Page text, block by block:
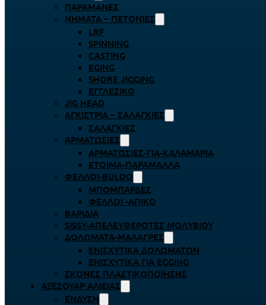
ΠΑΡΑΜΆΝΕΣ
ΝΉΜΑΤΑ – ΠΕΤΟΝΙΈΣ
LRF
SPINNING
CASTING
EGING
SHORE JIGGING
ΕΓΓΛΈΖΙΚΟ
JIG HEAD
ΑΓΚΊΣΤΡΙΑ – ΣΑΛΑΓΚΙΈΣ
ΣΑΛΑΓΚΙΈΣ
ΑΡΜΑΤΩΣΙΈΣ
ΑΡΜΑΤΩΣΙΈΣ-ΓΙΑ-ΚΑΛΑΜΆΡΙΑ
ΈΤΟΙΜΑ-ΠΑΡΆΜΑΛΛΑ
ΦΕΛΛΟΊ-BULDO
ΜΠΟΜΠΆΡΔΕΣ
ΦΕΛΛΟΊ -ΑΠΊΚΟ
ΒΑΡΊΔΙΑ
SISSY-ΑΠΕΛΕΥΘΕΡΟΤΈΣ ΜΟΛΥΒΙΟΎ
ΔΟΛΏΜΑΤΑ-ΜΑΛΆΓΡΕΣ
ΕΝΙΣΧΥΤΙΚΆ ΔΟΛΩΜΆΤΩΝ
ΕΝΙΣΧΥΤΙΚΆ ΓΙΑ EGGING
ΣΚΌΝΕΣ ΠΛΑΣΤΙΚΟΠΟΊΗΣΗΣ
ΑΞΕΣΟΥΆΡ ΑΛΙΕΊΑΣ
ΈΝΔΥΣΗ